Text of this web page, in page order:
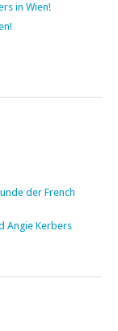
in Wien!
der French
Angie Kerbers